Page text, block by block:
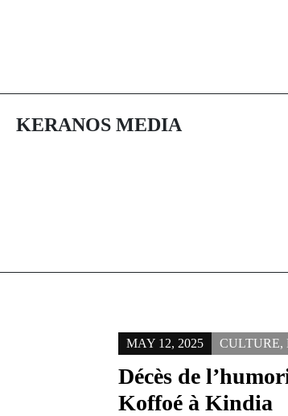
sanctions
KERANOS MEDIA
MAY 12, 2025 CULTURE,
Décès de
Koffoé à Kindia